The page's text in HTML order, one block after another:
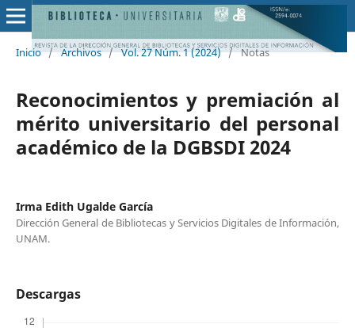
Inicio / Archivos / Vol. 27 Núm. 1 (2024) / Notas
Reconocimientos y premiación al
mérito universitario del personal
académico de la DGBSDI 2024
Irma Edith Ugalde García
Dirección General de Bibliotecas y Servicios Digitales de Información,
UNAM.
Descargas